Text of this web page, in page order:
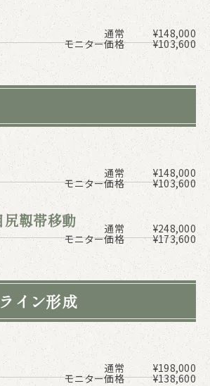
モニター価格 ¥103,600
通常 ¥148,000
モニター価格 ¥103,600
通常 ¥148,000
尻靱帯移動
モニター価格 ¥173,600
通常 ¥248,000
イン形成
モニター価格 ¥138,600
通常 ¥198,000